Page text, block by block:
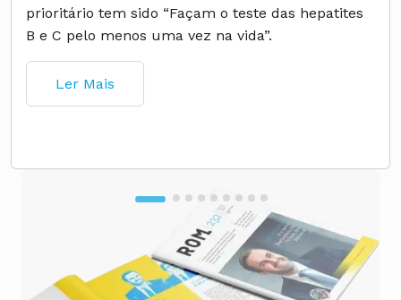
prioritário tem sido “Façam o teste das hepatites
B e C pelo menos uma vez na vida”.
Ler Mais